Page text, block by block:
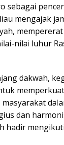
sebagai
mengajak
nilai luhur
dakwah,
dan
hadir